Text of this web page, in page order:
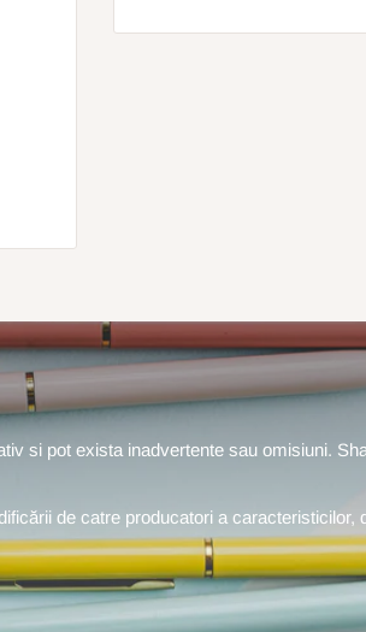
si pot exista inadvertente sau omisiuni.
de catre producatori a caracteristicilor,